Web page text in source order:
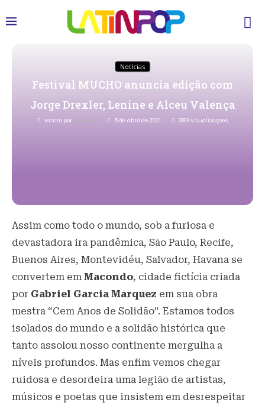
Notícias
Festival MUCHO anuncia edição com
Jorge Drexler, Lenine e Alceu Valença
Escrito por Redacao 5 de abril de 2021 389 Visualizações
Assim como todo o mundo, sob a furiosa e
devastadora ira pandêmica, São Paulo, Recife,
Buenos Aires, Montevidéu, Salvador, Havana se
convertem em Macondo, cidade fictícia criada
por Gabriel Garcia Marquez em sua obra
mestra “Cem Anos de Solidão”. Estamos todos
isolados do mundo e a solidão histórica que
tanto assolou nosso continente mergulha a
níveis profundos. Mas enfim vemos chegar
ruidosa e desordeira uma legião de artistas,
músicos e poetas que insistem em desrespeitar